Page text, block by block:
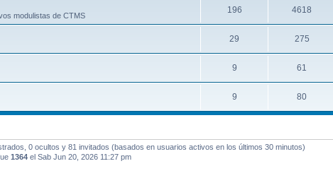
modulistas de CTMS
196 4618
29 275
9 61
9 80
0 ocultos y 81 invitados (basados en usuarios activos en los últimos 30 minutos)
1364 el Sab Jun 20, 2026 11:27 pm